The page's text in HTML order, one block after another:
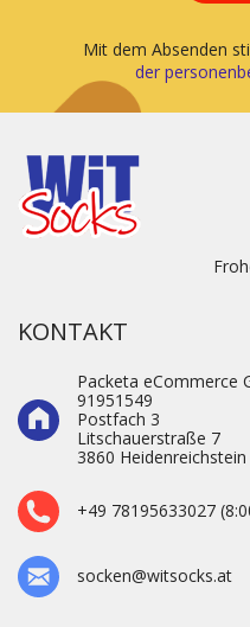
Mit dem Absenden
der
KONTAKT
Packeta eCommerce
91951549
Postfach 3
Litschauerstraße 7
3860 Heidenre­ichstein
+49 78195633027
socken@witsocks.at